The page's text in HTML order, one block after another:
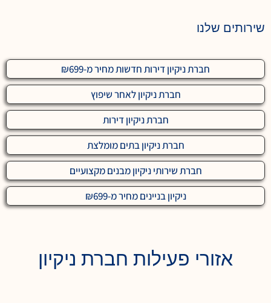
שירותים שלנו
חברת ניקיון דירות חדשות מחיר מ-₪699
חברת ניקיון לאחר שיפוץ
חברת ניקיון דירות
חברת ניקיון בתים מומלצת
חברת שירותי ניקיון מבנים מקצועיים
ניקיון בניינים מחיר מ-₪699
אזורי פעילות חברת ניקיון